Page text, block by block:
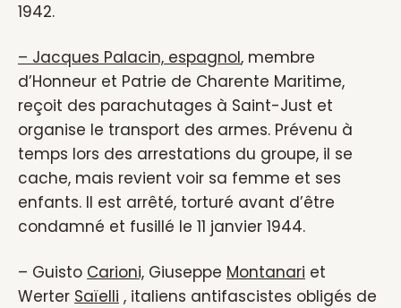
1942.
– Jacques Palacin, espagnol, membre
d’Honneur et Patrie de Charente Maritime,
reçoit des parachutages à Saint-Just et
organise le transport des armes. Prévenu à
temps lors des arrestations du groupe, il se
cache, mais revient voir sa femme et ses
enfants. Il est arrêté, torturé avant d’être
condamné et fusillé le 11 janvier 1944.
– Guisto Carioni, Giuseppe Montanari et
Werter Saïelli , italiens antifascistes obligés de